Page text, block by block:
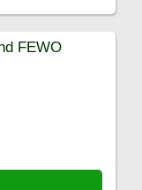
FEWO